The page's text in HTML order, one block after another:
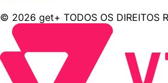
© 2026 get+ TODOS OS DIREITOS